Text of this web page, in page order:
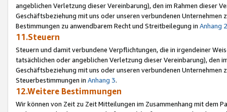
angeblichen Verletzung dieser Vereinbarung), den im Rahmen dieser
Geschäftsbeziehung mit uns oder unseren verbundenen
Bestimmungen zu anwendbarem Recht und Streitbeilegung in Anhang 2
11.Steuern
Steuern und damit verbundene Verpflichtungen, die in irgendeiner
tatsächlichen oder angeblichen Verletzung dieser Vereinbarung), den
Geschäftsbeziehung mit uns oder unseren verbundenen
Steuerbestimmungen in Anhang 3.
12.Weitere Bestimmungen
Wir können von Zeit zu Zeit Mitteilungen im Zusammenhang mit dem